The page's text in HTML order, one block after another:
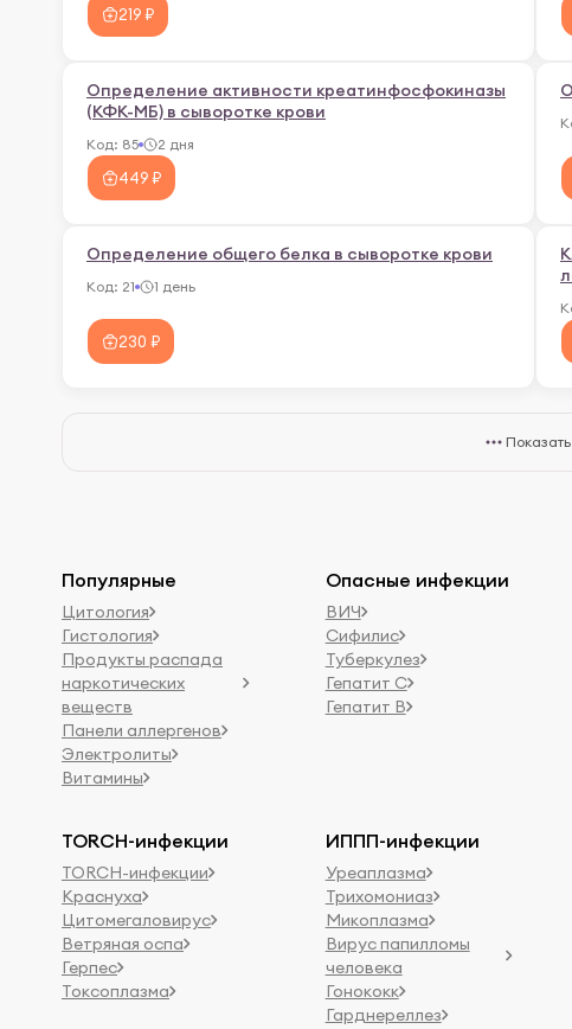
219 ₽
Определение активности креатинфосфокиназы
(КФК-МБ) в сыворотке крови
Код: 85 2 дня
449 ₽
Определение общего белка в сыворотке крови
Код: 21 1 день
230 ₽
Популярные
Цитология
Гистология
Продукты распада
наркотических
веществ
Панели аллергенов
Электролиты
Витамины
Опасные инфекции
ВИЧ
Сифилис
Туберкулез
Гепатит C
Гепатит B
TORCH-инфекции
TORCH-инфекции
Краснуха
Цитомегаловирус
Ветряная оспа
Герпес
Токсоплазма
ИППП-инфекции
Уреаплазма
Трихомониаз
Микоплазма
Вирус папилломы
человека
Гонококк
Гарднереллез